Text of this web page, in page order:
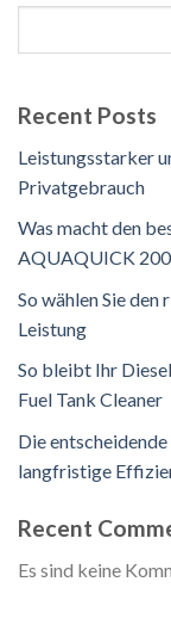
Recent Posts
Leistungsstarker
Privatgebrauch
Was macht den
AQUAQUICK
So wählen Sie
Leistung
So bleibt Ihr
Fuel Tank Cleaner
Die
langfristige
Recent
Es sind keine